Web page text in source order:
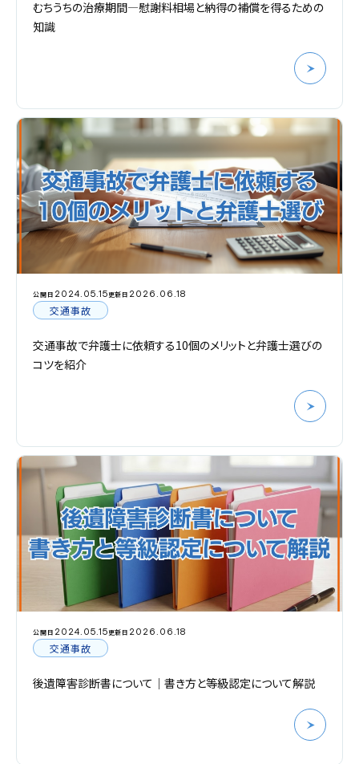
むちうちの治療期間―慰謝料相場と納得の補償を得るための
知識
公開日 2024.05.15更新日 2026.06.18
交通事故
交通事故で弁護士に依頼する10個のメリットと弁護士選びの
コツを紹介
公開日 2024.05.15更新日 2026.06.18
交通事故
後遺障害診断書について｜書き方と等級認定について解説